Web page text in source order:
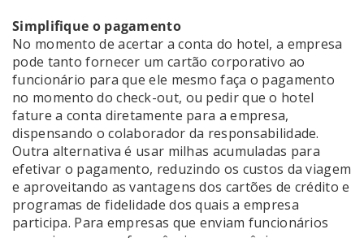
Simplifique o pagamento
No momento de acertar a conta do hotel, a empresa
pode tanto fornecer um cartão corporativo ao
funcionário para que ele mesmo faça o pagamento
no momento do check-out, ou pedir que o hotel
fature a conta diretamente para a empresa,
dispensando o colaborador da responsabilidade.
Outra alternativa é usar milhas acumuladas para
efetivar o pagamento, reduzindo os custos da viagem
e aproveitando as vantagens dos cartões de crédito e
programas de fidelidade dos quais a empresa
participa. Para empresas que enviam funcionários